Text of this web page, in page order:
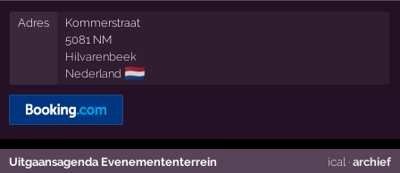
Adres
Kommerstraat
5081 NM
Hilvarenbeek
Nederland 🇳🇱
Uitgaansagenda Evenemententerrein ical · archief